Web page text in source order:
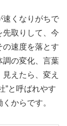
速くなりがちで
先取りして、今
の速度を落とす
調の変化、言葉
えたら、変え
”と呼ばれやす
からです。